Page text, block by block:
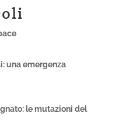
una emergenza
le mutazioni del